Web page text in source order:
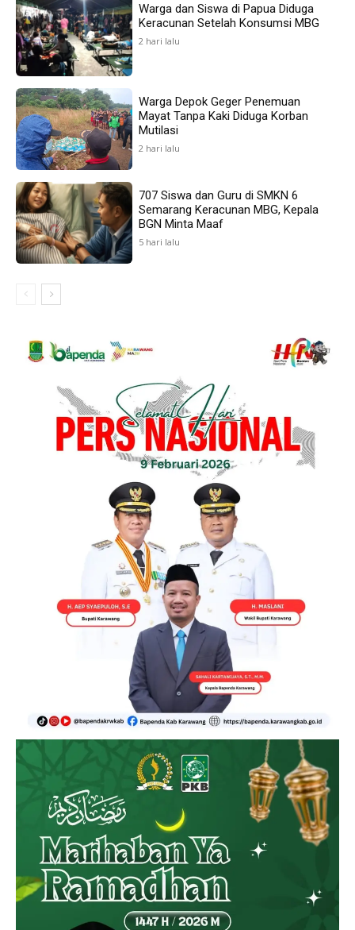
Warga dan Siswa di Papua Diduga
Keracunan Setelah Konsumsi MBG
2 hari lalu
Warga Depok Geger Penemuan
Mayat Tanpa Kaki Diduga Korban
Mutilasi
2 hari lalu
707 Siswa dan Guru di SMKN 6
Semarang Keracunan MBG, Kepala
BGN Minta Maaf
5 hari lalu